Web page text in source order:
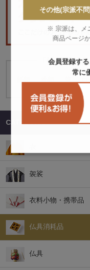
「仏具消耗
CATEGORIES
袈裟
衣料小物・携帯品
仏具消耗品
仏具
その他(宗派不
※ 宗派は、メ
商品ページ
会員登録す
常に